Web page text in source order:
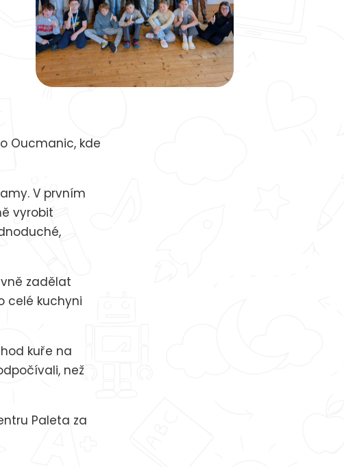
Oucmanic, kde
V prvním
vyrobit
zadělat
celé kuchyni
kuře na
než
Paleta za